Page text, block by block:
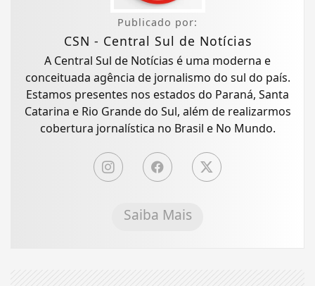
Publicado por:
CSN - Central Sul de Notícias
A Central Sul de Notícias é uma moderna e
conceituada agência de jornalismo do sul do país.
Estamos presentes nos estados do Paraná, Santa
Catarina e Rio Grande do Sul, além de realizarmos
cobertura jornalística no Brasil e No Mundo.
Saiba Mais